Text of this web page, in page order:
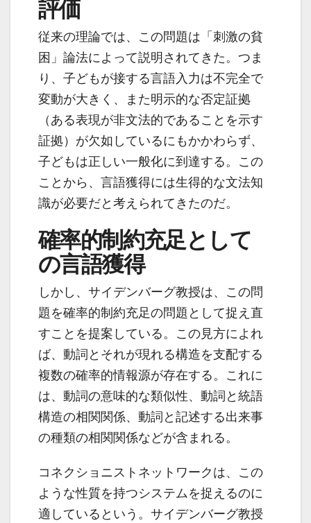
評価
従来の理論では、この問題は「刺激の貧
困」論法によって説明されてきた。つま
り、子どもが接する言語入力は不完全で
変動が大きく、また明示的な否定証拠
（ある表現が非文法的であることを示す
証拠）が欠如しているにもかかわらず、
子どもは正しい一般化に到達する。この
ことから、言語獲得には生得的な文法知
識が必要だと考えられてきたのだ。
確率的制約充足として
の言語獲得
しかし、サイデンバーグ教授は、この問
題を確率的制約充足の問題として捉え直
すことを提案している。この見方によれ
ば、動詞とそれが現れる構造を支配する
複数の確率的情報源が存在する。これに
は、動詞の意味的な類似性、動詞と統語
構造の相関関係、動詞と記述する出来事
の種類の相関関係などが含まれる。
コネクショニストネットワークは、この
ような性質を持つシステムを捉えるのに
適しているという。サイデンバーグ教授